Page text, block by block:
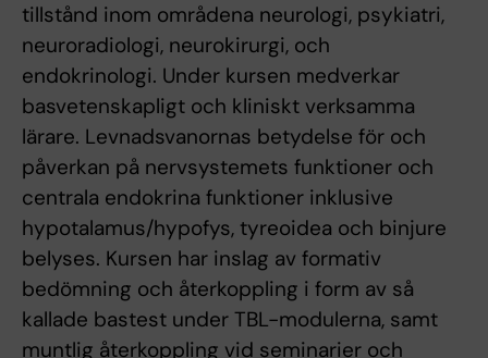
tillstånd inom områdena neurologi, psykiatri,
neuroradiologi, neurokirurgi, och
endokrinologi. Under kursen medverkar
basvetenskapligt och kliniskt verksamma
lärare. Levnadsvanornas betydelse för och
påverkan på nervsystemets funktioner och
centrala endokrina funktioner inklusive
hypotalamus/hypofys, tyreoidea och binjure
belyses. Kursen har inslag av formativ
bedömning och återkoppling i form av så
kallade bastest under TBL-modulerna, samt
muntlig återkoppling vid seminarier och